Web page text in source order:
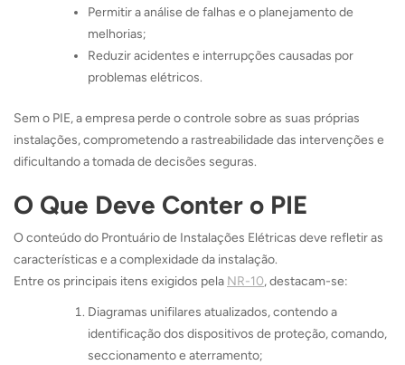
Permitir a análise de falhas e o planejamento de
melhorias;
Reduzir acidentes e interrupções causadas por
problemas elétricos.
Sem o PIE, a empresa perde o controle sobre as suas próprias
instalações, comprometendo a rastreabilidade das intervenções e
dificultando a tomada de decisões seguras.
O Que Deve Conter o PIE
O conteúdo do Prontuário de Instalações Elétricas deve refletir as
características e a complexidade da instalação.
Entre os principais itens exigidos pela NR-10, destacam-se:
Diagramas unifilares atualizados, contendo a
identificação dos dispositivos de proteção, comando,
seccionamento e aterramento;